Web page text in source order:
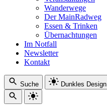
Wanderwege
Der MainRadweg
Essen & Trinken
Übernachtungen
Im Notfall
Newsletter
Kontakt
Suche Dunkles Design